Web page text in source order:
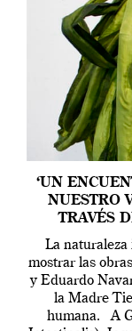
‘UN
NUESTRO
TRAVÉS
La
mostrar las
y Eduardo
la Madre
humana. A